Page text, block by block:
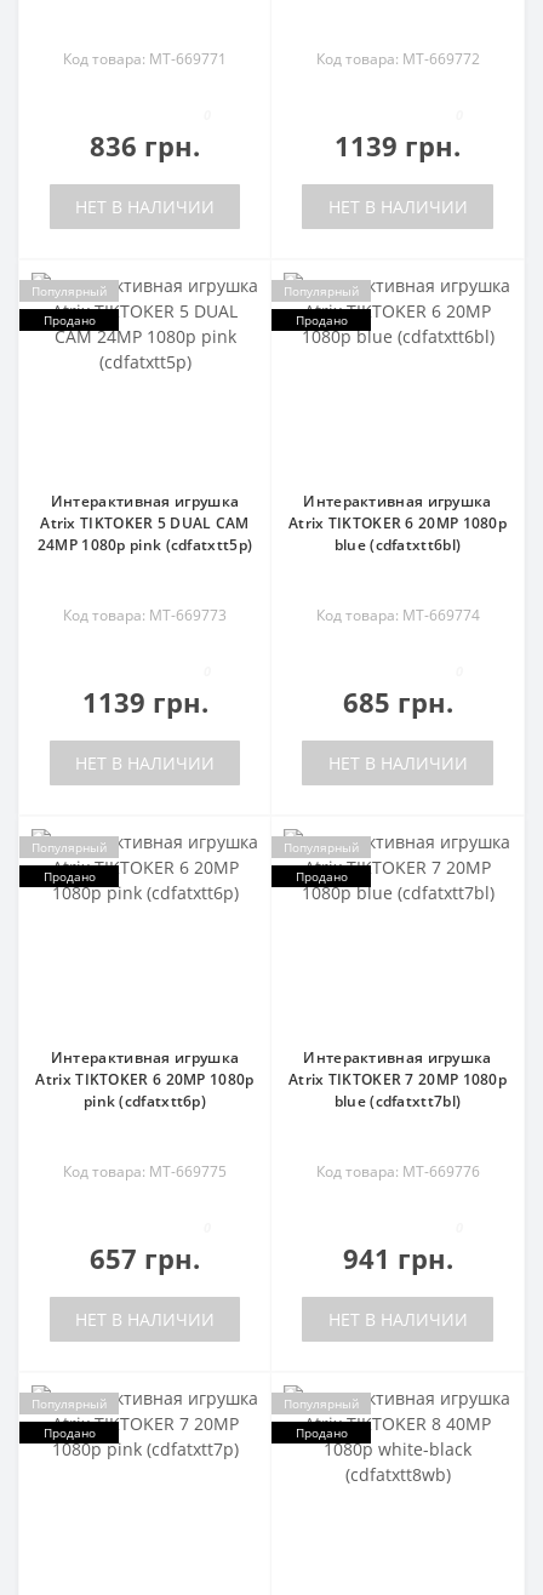
Код товара: MT-669771
836 грн.
НЕТ В НАЛИЧИИ
Код товара: MT-669772
1139 грн.
НЕТ В НАЛИЧИИ
Популярный
Продано
Интерактивная игрушка
Atrix TIKTOKER 5 DUAL CAM
24MP 1080p pink (cdfatxtt5p)
Код товара: MT-669773
1139 грн.
НЕТ В НАЛИЧИИ
Популярный
Продано
Интерактивная игрушка
Atrix TIKTOKER 6 20MP 1080p
blue (cdfatxtt6bl)
Код товара: MT-669774
685 грн.
НЕТ В НАЛИЧИИ
Популярный
Продано
Интерактивная игрушка
Atrix TIKTOKER 6 20MP 1080p
pink (cdfatxtt6p)
Код товара: MT-669775
657 грн.
НЕТ В НАЛИЧИИ
Популярный
Продано
Интерактивная игрушка
Atrix TIKTOKER 7 20MP 1080p
blue (cdfatxtt7bl)
Код товара: MT-669776
941 грн.
НЕТ В НАЛИЧИИ
Популярный
Продано
Популярный
Продано